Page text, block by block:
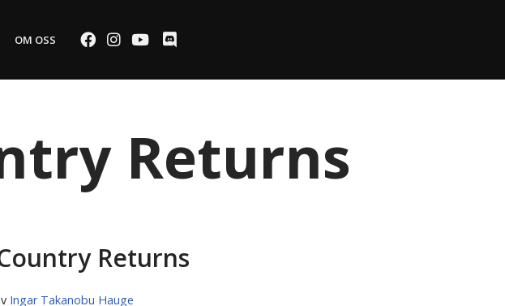
OM OSS
Returns
Returns
Ingar Takanobu Hauge